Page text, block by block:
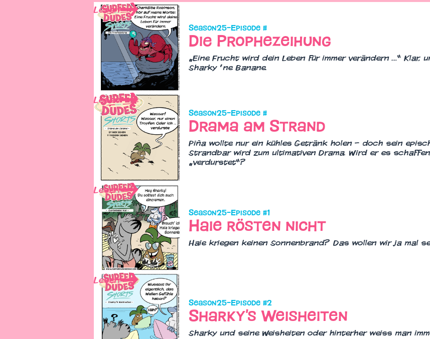
Season25–Episode #
Die Prophezeihung
„Eine Frucht wird dein Leben für immer verändern …“ Klar,
Sharky ’ne Banane.
Lesen
Season25–Episode #
Drama am Strand
Piña wollte nur ein kühles Getränk holen – doch sein
Strandbar wird zum ultimativen Drama. Wird er es
„verdurstet“?
Lesen
Season25–Episode #1
Haie rösten nicht
Haie kriegen keinen Sonnenbrand? Das wollen wir ja mal
Lesen
Season25–Episode #2
Sharky's Weisheiten
Sharky und seine Weisheiten oder hinterher weiss man
Lesen